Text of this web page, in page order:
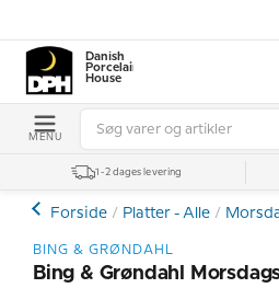
Danish
Porcelain
House
MENU
1-2 dages levering
Forside Platter - Alle
BING & GRØNDAHL
Bing & Grøndahl